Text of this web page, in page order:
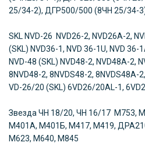
25/34-2), ДГР500/500 (8ЧН 25/34-
SKL NVD-26 NVD26-2, NVD26A-2,
(SKL) NVD36-1, NVD 36-1U, NVD
NVD-48 (SKL) NVD48-2, NVD48A-2,
8NVD48-2, 8NVDS48-2, 8NVDS48A-
VD-26/20 (SKL) 6VD26/20AL-1,
Звезда ЧН 18/20, ЧН 16/17 М753,
М401А, М401Б, М417, М419,
М623, М640, М845